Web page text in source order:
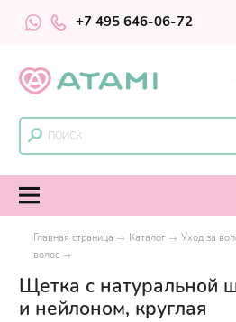
+7 495 646-06-72
Главная страница Каталог Уход за
волос
Щетка с натуральной
и нейлоном, круглая